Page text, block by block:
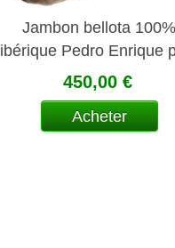
Jambon bellota 100%
ibérique Pedro Enrique
negra Jabugo
450,00 €
Acheter